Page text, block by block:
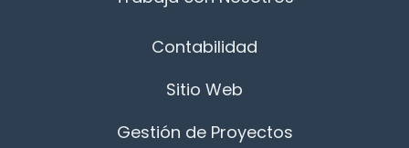
Contabilidad
Sitio Web
Gestión de Proyectos